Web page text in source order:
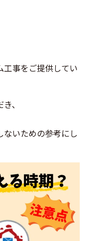
工事をご提供してい
、
いための参考にし